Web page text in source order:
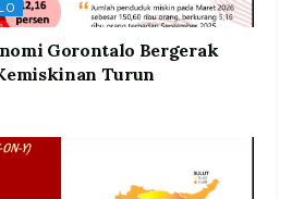
Gorontalo Bergerak
Turun